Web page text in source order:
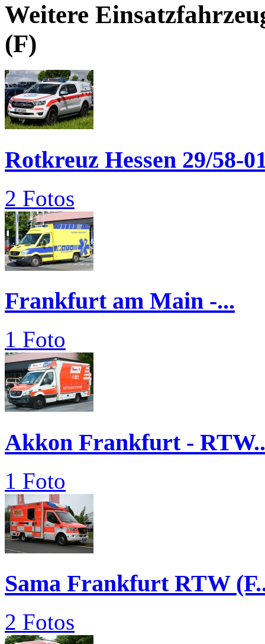
Weitere
(F)
Rotkreuz Hessen 29/58-
2 Fotos
Frankfurt am Main -...
1 Foto
Akkon Frankfurt -
1 Foto
Sama Frankfurt RTW
2 Fotos